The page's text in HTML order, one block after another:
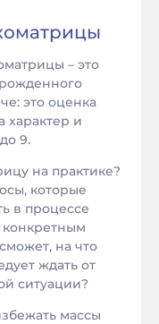
– это
это оценка
характер и
9.
на практике?
которые
в процессе
на что
ждать от
ситуации?
массы